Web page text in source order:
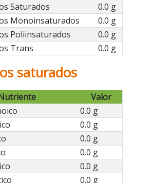
Saturados
0.0 g
Monoinsaturados
0.0 g
Poliinsaturados
0.0 g
Trans
0.0 g
saturados
Valor
0.0 g
0.0 g
0.0 g
0.0 g
0.0 g
0.0 g